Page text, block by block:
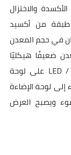
والاختزال
طبقة من أكسيد
في حجم المعدن
ضعيفًا هيكليًا
ويتكسر. كما تحتوي شاشات العرض LED / LCD على لوحة
إلى لوحة الإضاءة
ويصبح العرض